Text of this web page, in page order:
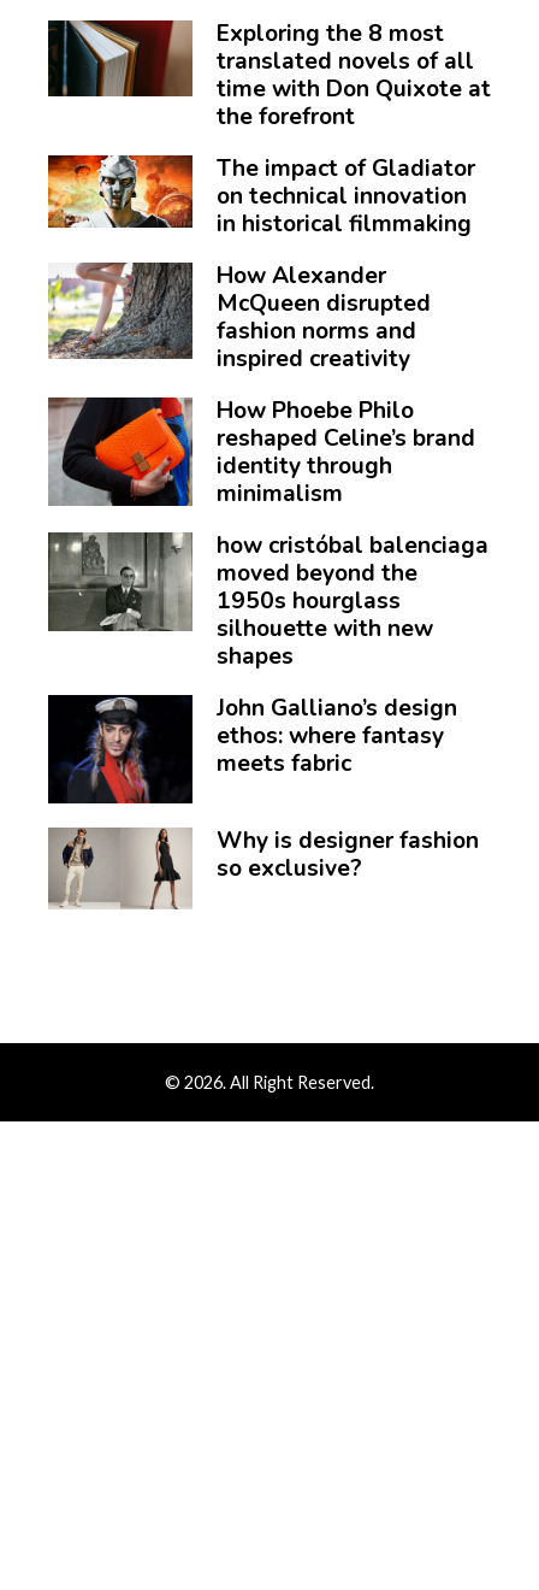
Exploring the 8 most
translated novels of all
time with Don Quixote at
the forefront
The impact of Gladiator
on technical innovation
in historical filmmaking
How Alexander
McQueen disrupted
fashion norms and
inspired creativity
How Phoebe Philo
reshaped Celine’s brand
identity through
minimalism
how cristóbal balenciaga
moved beyond the
1950s hourglass
silhouette with new
shapes
John Galliano’s design
ethos: where fantasy
meets fabric
Why is designer fashion
so exclusive?
© 2026. All Right Reserved.